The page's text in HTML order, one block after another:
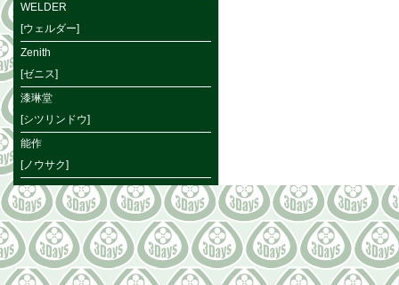
WELDER
[ウェルダー]
Zenith
[ゼニス]
漆琳堂
[シツリンドウ]
能作
[ノウサク]